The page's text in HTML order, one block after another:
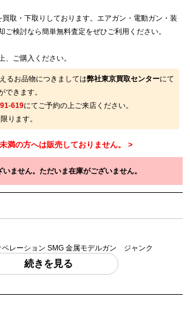
取・下取りしております。エアガン・電動ガン・装
ご検討なら簡単無料査定をぜひご利用ください。
、ご購入ください。
るお品物につきましては弊社東京買取センターにて
できます。
619にてご予約の上ご来店ください。
ります。
いません。ただいま在庫がございません。
レーション SMG 金属モデルガン ジャンク
写っているものが全てです。 （撮影、運搬備品は除
ンテナンス、オーバーホール推奨。現状お渡し品）
続きを見る